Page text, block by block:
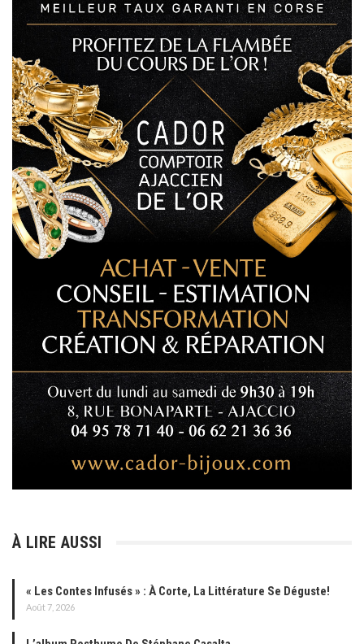
À LIRE AUSSI
« Les Contes Infusés » : À Corte, La Littérature Se Déguste!
Août 7, 2026